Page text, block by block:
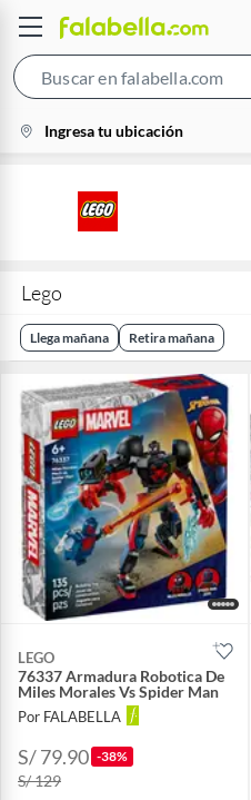
location-
icon
Ingresa tu ubicación
Lego
Llega mañana Retira mañana
LEGO
76337 Armadura Robotica De
Miles Morales Vs Spider Man
Por FALABELLA
S/ 79.90 -38%
S/ 129